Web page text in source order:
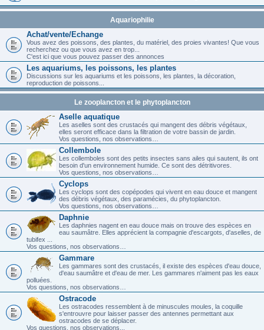
Aquariophilie
Achat/vente/Echange
Vous avez des poissons, des plantes, du matériel, des proies vivantes! Que vous
recherchez ou que vous avez en trop...
C'est ici que vous pouvez passer des annonces
Les aquariums, les poissons, les plantes
Discussions sur les aquariums et les poissons, les plantes, la décoration,
reproduction de poissons...
Le zooplancton et le phytoplancton
Aselle aquatique
Les aselles sont des crustacés qui mangent des débris végétaux,
elles seront efficace dans la filtration de votre bassin de jardin.
Vos questions, nos observations…
Collembole
Les collemboles sont des petits insectes sans ailes qui sautent, ils ont
besoin d'un environnement humide. Ce sont des détritivores.
Vos questions, nos observations…
Cyclops
Les cyclops sont des copépodes qui vivent en eau douce et mangent
des débris végétaux, des paramécies, du phytoplancton.
Vos questions, nos observations…
Daphnie
Les daphnies nagent en eau douce mais on trouve des espèces en
eau saumâtre. Elles apprécient la compagnie d'escargots, d'aselles, de
tubifex ...
Vos questions, nos observations…
Gammare
Les gammares sont des crustacés, il existe des espèces d'eau douce,
d'eau saumâtre et d'eau de mer. Les gammares n'aiment pas les eaux
polluées.
Vos questions, nos observations…
Ostracode
Les ostracodes ressemblent à de minuscules moules, la coquille
s'entrouvre pour laisser passer des antennes permettant aux
ostracodes de se déplacer.
Vos questions, nos observations...